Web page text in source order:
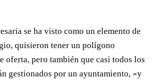
se ha visto como un elemento de
quisieron tener un polígono
oferta, pero también que casi todos los
gestionados por un ayuntamiento, «y